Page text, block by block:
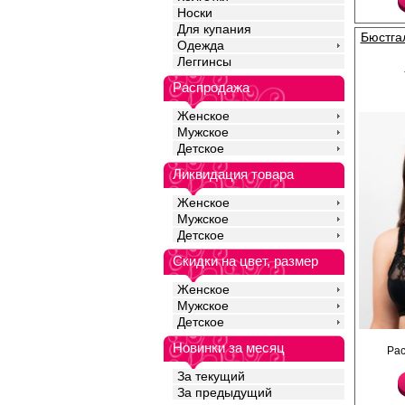
Носки
Для купания
Одежда
Леггинсы
Распродажа
Женское
Мужское
Детское
Ликвидация товара
Женское
Мужское
Детское
Скидки на цвет, размер
Женское
Мужское
Детское
Новинки за месяц
За текущий
За предыдущий
Бюстгальтер с
выполненный из
сеточки с
широкие
превосходную